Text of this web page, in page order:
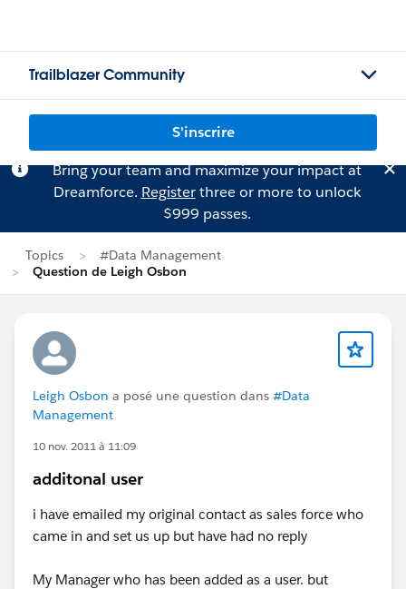
Trailblazer Community
S'inscrire
Bring your team and maximize your impact at
Dreamforce. Registerthree or more to unlock
$999 passes.
Topics
#Data Management
Question de Leigh Osbon
Leigh Osbon a posé une question dans #Data
Management
10 nov. 2011 à 11:09
additonal user
i have emailed my original contact as sales force who
came in and set us up but have had no reply
My Manager who has been added as a user. but